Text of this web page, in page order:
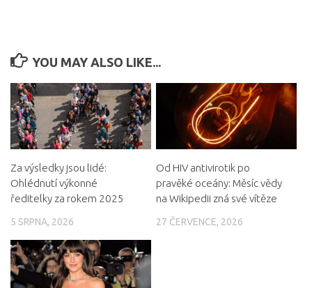
YOU MAY ALSO LIKE...
Za výsledky jsou lidé:
Ohlédnutí výkonné
ředitelky za rokem 2025
5 SRPNA, 2026
Od HIV antivirotik po
pravěké oceány: Měsíc vědy
na Wikipedii zná své vítěze
27 ČERVENCE, 2026